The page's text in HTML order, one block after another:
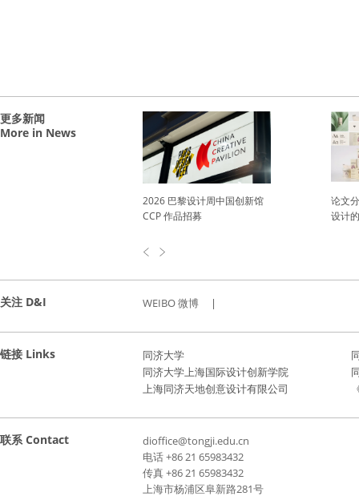
更多新闻
More in News
论文分享丨人工智能赋能包装
设计的应用与发展趋势
论文
Well-
关注 D&I WEIBO 微博 |
链接 Links 同济大学
同济大学上海国际设计创新学院
上海同济天地创意设计有限公司
联系 Contact
dioffice@tongji.edu.cn
电话 +86 21 65983432
传真 +86 21 65983432
上海市杨浦区阜新路281号